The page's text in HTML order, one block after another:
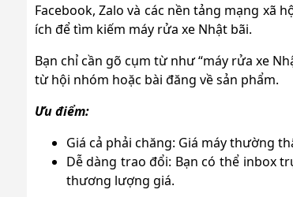
Facebook, Zalo và các nền tảng mạng xã
ích để tìm kiếm máy rửa xe Nhật bãi.
Bạn chỉ cần gõ cụm từ như “máy rửa xe
từ hội nhóm hoặc bài đăng về sản phẩm.
Ưu điểm:
Giá cả phải chăng: Giá máy thường
Dễ dàng trao đổi: Bạn có thể inbox
thương lượng giá.